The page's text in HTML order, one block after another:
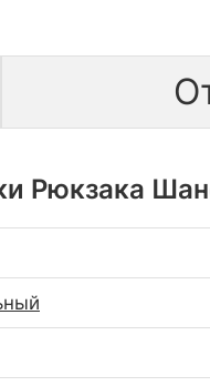
Рюкзака